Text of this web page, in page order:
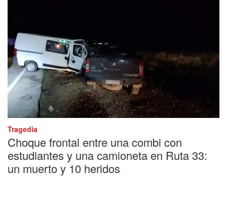
Tragedia
Choque frontal entre una combi con
estudiantes y una camioneta en Ruta 33:
un muerto y 10 heridos